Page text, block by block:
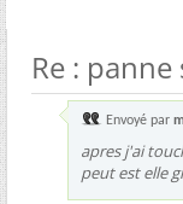
Re :
Envoyé par
apres j'ai
peut est elle